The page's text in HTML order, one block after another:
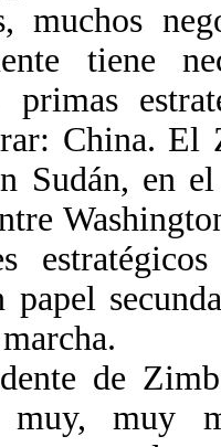
muchos
tiene
primas
China. El
Sudán, en
papel
de
muy, muy